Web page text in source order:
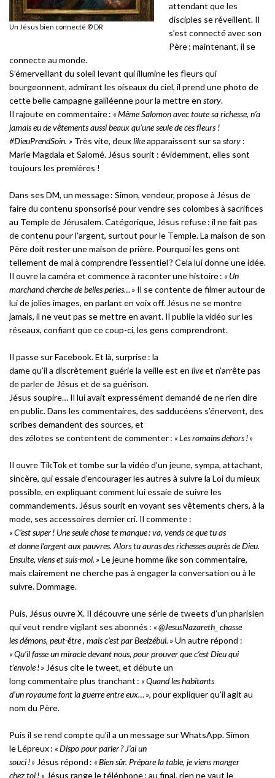
Un Jésus bien connecté © DR
attendant que les
disciples se réveillent. Il
s’est connecté avec son
Père ; maintenant, il se
connecte au monde.
S’émerveillant du soleil levant qui illumine les fleurs qui
bourgeonnent, admirant les oiseaux du ciel, il prend une photo de
cette belle campagne galiléenne pour la mettre en story.
Il rajoute en commentaire : « Même Salomon avec toute sa richesse, n’a
jamais eu de vêtements aussi beaux qu’une seule de ces fleurs !
#DieuPrendSoin. » Très vite, deuxlikeapparaissent sur sa story :
Marie Magdala et Salomé. Jésus sourit : évidemment, elles sont
toujours les premières !
Dans ses DM, un message : Simon, vendeur, propose à Jésus de
faire du contenu sponsorisé pour vendre ses colombes à sacrifices
au Temple de Jérusalem. Catégorique, Jésus refuse : il ne fait pas
de contenu pour l’argent, surtout pour le Temple. La maison de son
Père doit rester une maison de prière. Pourquoi les gens ont
tellement de mal à comprendre l’essentiel ? Cela lui donne une idée.
Il ouvre la caméra et commence à raconter une histoire : « Un
marchand cherche de belles perles… » Il se contente de filmer autour de
lui de jolies images, en parlant en voix off. Jésus ne se montre
jamais, il ne veut pas se mettre en avant. Il publie la vidéo sur les
réseaux, confiant que ce coup-ci, les gens comprendront.
Il passe sur Facebook. Et là, surprise : la
dame qu’il a discrètement guérie la veille est en liveet n’arrête pas
de parler de Jésus et de sa guérison.
Jésus soupire… Il lui avait expressément demandé de ne rien dire
en public. Dans les commentaires, des sadducéens s’énervent, des
scribes demandent des sources, et
des zélotes se contentent de commenter : « Les romains dehors ! »
Il ouvre TikTok et tombe sur la vidéo d’un jeune, sympa, attachant,
sincère, qui essaie d’encourager les autres à suivre la Loi du mieux
possible, en expliquant comment lui essaie de suivre les
commandements. Jésus sourit en voyant ses vêtements chers, à la
mode, ses accessoires dernier cri. Il commente :
« C’est super ! Une seule chose te manque : va, vends ce que tu as
et donne l’argent aux pauvres. Alors tu auras des richesses auprès de Dieu.
Ensuite, viens et suis-moi. »Le jeune hommelikeson commentaire,
mais clairement ne cherche pas à engager la conversation ou à le
suivre. Dommage.
Puis, Jésus ouvre X. Il découvre une série de tweets d’un pharisien
qui veut rendre vigilant ses abonnés : « @JesusNazareth_ chasse
les démons, peut-être , mais c’est par Beelzébul. »Un autre répond :
« Qu’il fasse un miracle devant nous, pour prouverque c’est Dieu qui
t’envoie ! » Jésus cite le tweet, et débute un
long commentaire plus tranchant : « Quand les habitants
d’un royaume font la guerre entre eux… », pour expliquer qu’il agit au
nom du Père.
Puis il se rend compte qu’il a un message sur WhatsApp. Simon
le Lépreux : « Dispo pour parler ? J’ai un
souci ! » Jésus répond : « Bien sûr. Prépare la table, je viens manger
chez toi ! » Jésus range le téléphone : au final, rien ne vaut le